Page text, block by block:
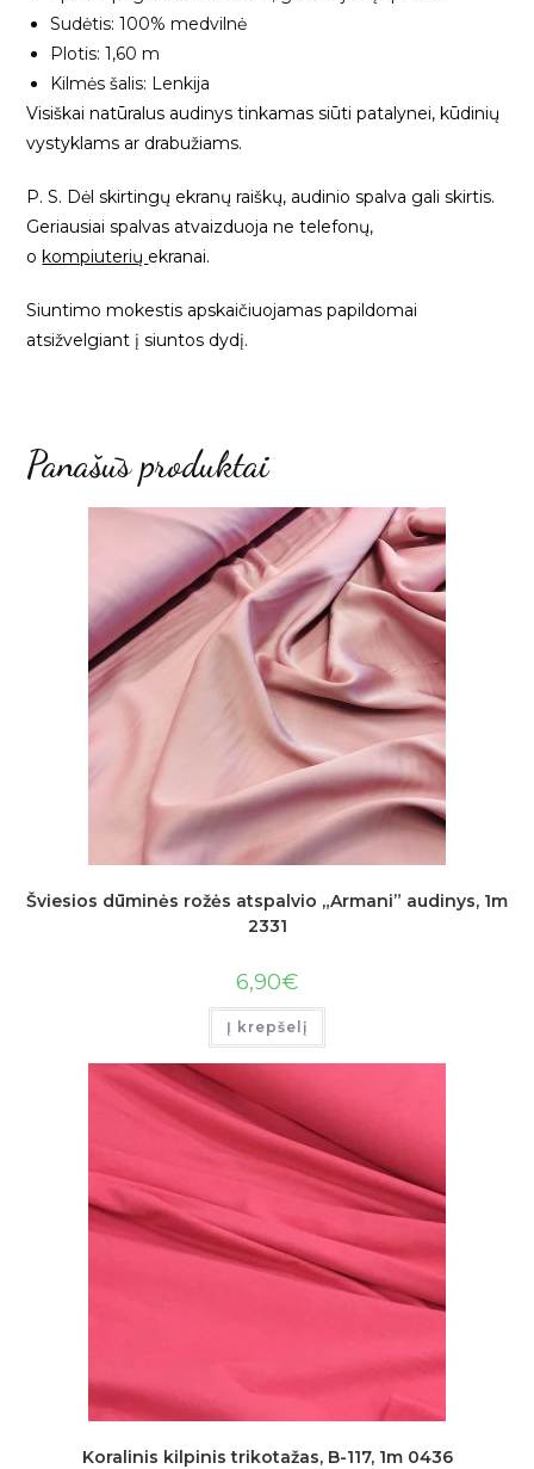
Sudėtis: 100% medvilnė
Plotis: 1,60 m
Kilmės šalis: Lenkija
Visiškai natūralus audinys tinkamas siūti patalynei, kūdinių
vystyklams ar drabužiams.
P. S. Dėl skirtingų ekranų raiškų, audinio spalva gali skirtis.
Geriausiai spalvas atvaizduoja ne telefonų,
okompiuterių ekranai.
Siuntimo mokestis apskaičiuojamas papildomai
atsižvelgiant į siuntos dydį.
Panašūs produktai
Šviesios dūminės rožės atspalvio „Armani” audinys, 1m
2331
6,90€
Į krepšelį
Koralinis kilpinis trikotažas, B-117, 1m 0436